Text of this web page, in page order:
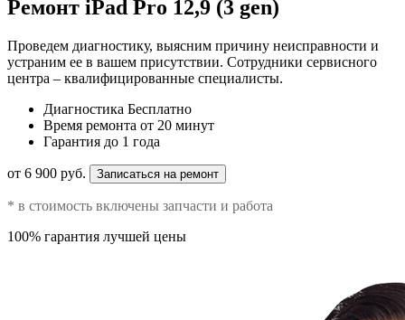
Ремонт iPad Pro 12,9 (3 gen)
Проведем диагностику, выясним причину неисправности и
устраним ее в вашем присутствии. Сотрудники сервисного
центра – квалифицированные специалисты.
Диагностика Бесплатно
Время ремонта от 20 минут
Гарантия до 1 года
от 6 900 руб. Записаться на ремонт
* в стоимость включены запчасти и работа
100% гарантия лучшей цены